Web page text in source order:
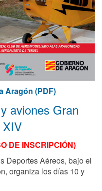
Aragón (PDF)
aviones Gran
DE INSCRIPCIÓN)
Deportes Aéreos, bajo el
organiza los días 10 y